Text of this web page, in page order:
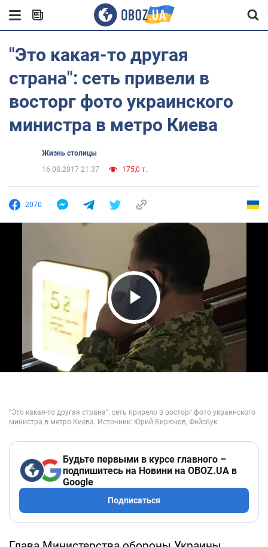
"Это какая-то другая
страна": сеть привели в
восторг фото украинского
министра в метро Киева
Жизнь столицы
16.08.2017 21:37
175,0 т.
2070
Play Video
Будьте первыми в курсе главного –
подпишитесь на Новини на OBOZ.UA в
Google
Подписаться